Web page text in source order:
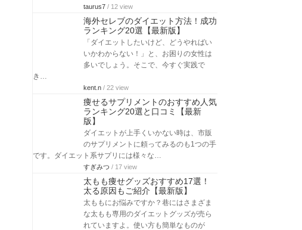
taurus7 / 12 view
海外セレブのダイエット方法！成功
ランキング20選【最新版】
「ダイエットしたいけど、どうやればい
いかわからない！」と、お困りの女性は
多いでしょう。そこで、今すぐ実践で
き…
kent.n / 22 view
痩せるサプリメントのおすすめ人気
ランキング20選と口コミ【最新
版】
ダイエットが上手くいかない時は、市販
のサプリメントに頼ってみるのも1つの手
です。ダイエット系サプリには様々な…
すぎみつ / 17 view
太もも痩せグッズおすすめ17選！
太る原因もご紹介【最新版】
太ももにお悩みですか？巷にはさまざま
な太もも専用のダイエットグッズが売ら
れていますよ。使い方も簡単なものが